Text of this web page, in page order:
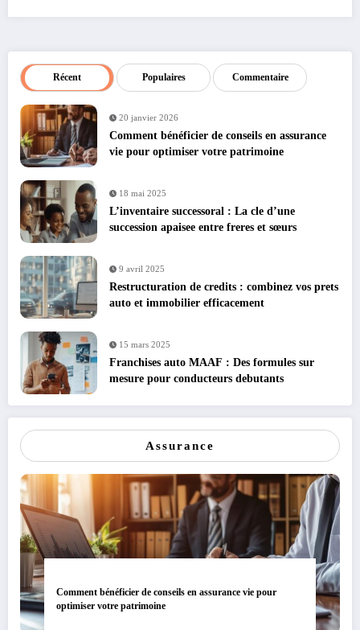
Récent Populaires Commentaire
20 janvier 2026
Comment bénéficier de conseils en assurance
vie pour optimiser votre patrimoine
18 mai 2025
L’inventaire successoral : La cle d’une
succession apaisee entre freres et sœurs
9 avril 2025
Restructuration de credits : combinez vos prets
auto et immobilier efficacement
15 mars 2025
Franchises auto MAAF : Des formules sur
mesure pour conducteurs debutants
Assurance
Comment bénéficier de conseils en assurance vie pour
optimiser votre patrimoine